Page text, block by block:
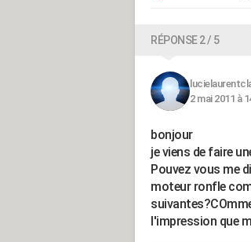
RÉPONSE 2 / 5
2 mai 2011 à
bonjour
je viens de faire
Pouvez vous me
moteur ronfle
l'impression que